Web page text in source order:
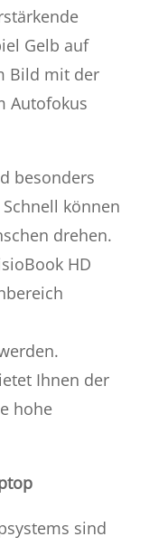
Gelb auf
Bild mit der
Autofokus
besonders
können
drehen.
HD
Ihnen der
hohe
sind